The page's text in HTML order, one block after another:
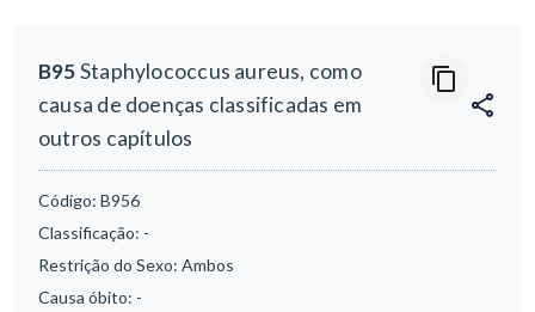
B95Staphylococcus aureus, como
causa de doenças classificadas em
outros capítulos
Código: B956
Classificação: -
Restrição do Sexo: Ambos
Causa óbito: -